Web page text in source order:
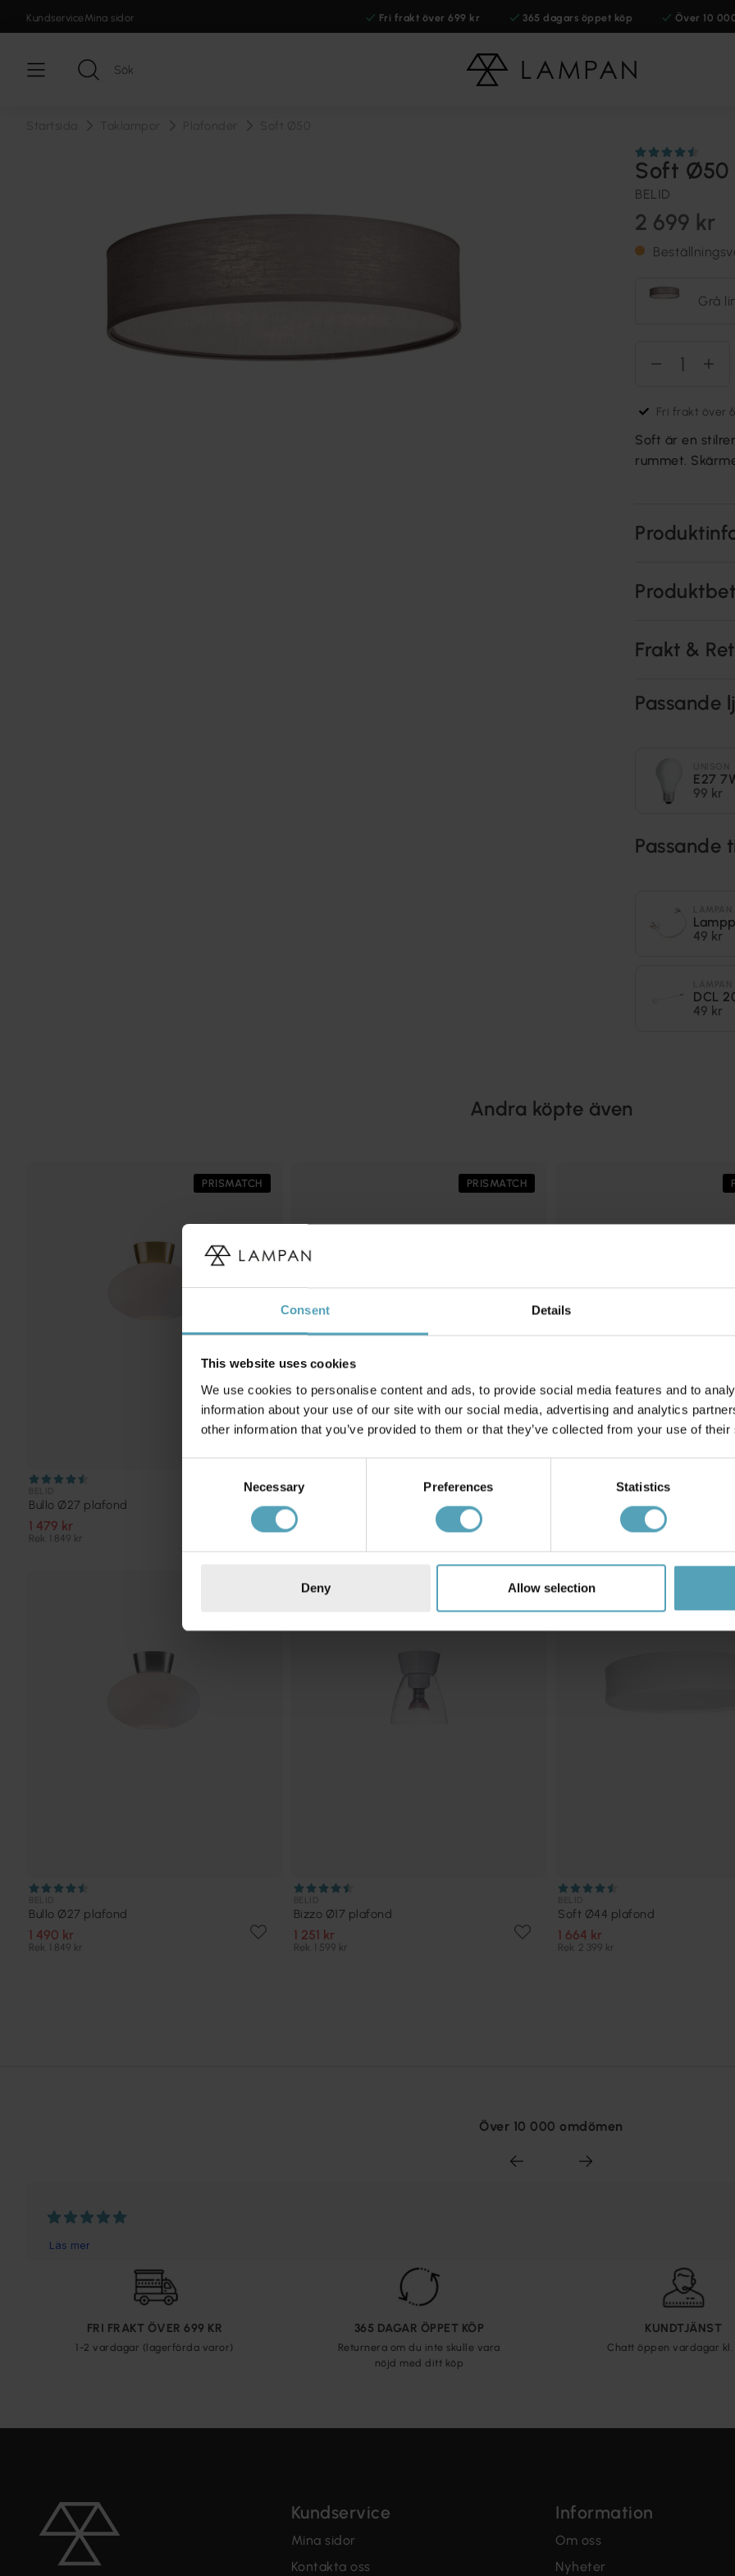
Consent Details
This website uses cookies
We use cookies to personalise content and ads, to provide social media features and to
information about your use of our site with our social media, advertising and analytics
other information that you’ve provided to them or that they’ve collected from your use of
Necessary Preferences Statistics
Deny Allow selection
KundserviceMina sidor Fri frakt över 699 kr 365 dagars öppet köp Över 10
Soft Ø50
BELID
2 699 kr
Grå
Fri frakt över
Soft är en
rummet.
Frakt &
Passande
E27
99 kr
Passande
49 kr
DCL
49 kr
Andra köpte även
PRISMATCH
Bullo Ø27 plafond
1 479 kr
Rek. 1 849 kr
PRISMATCH
BELID
1 341 kr
Soft Ø50 plafond
Bullo Ø27 plafond
1 490 kr
Rek. 1 849 kr
PRISMATCH
Bizzo Ø17 plafond
1 251 kr
Rek. 1 599 kr
Soft Ø44 plafond
1 664 kr
Rek. 2 399 kr
Över 10 000 omdömen
FRI FRAKT ÖVER 699 KR
1-2 vardagar (lagerförda varor)
365 DAGAR ÖPPET KÖP
Returnera om du inte skulle vara
nöjd med ditt köp
KUNDTJÄNST
Chatt öppen vardagar kl.
Kundservice
Mina sidor
Kontakta oss
Information
Om oss
Nyheter